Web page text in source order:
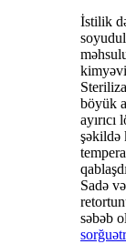
İstilik
böyük
şəkildə
Sadə
səbəb
sorğu